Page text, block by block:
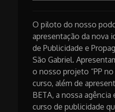
O piloto do nosso
apresentação da nova
de Publicidade e
São Gabriel.
o nosso projeto “PP
curso, além de
BETA, a nossa
curso de publicidade